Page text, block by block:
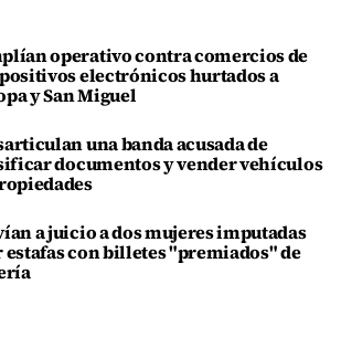
operativo contra comercios de
electrónicos hurtados a
y San Miguel
una banda acusada de
documentos y vender vehículos
a juicio a dos mujeres imputadas
estafas con billetes "premiados" de